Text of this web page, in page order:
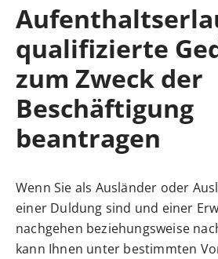
qualifizierte
zum Zweck der
Beschäftigung
beantragen
Wenn Sie als Ausländer oder
einer Duldung sind und einer
nachgehen beziehungsweise
kann Ihnen unter bestimmten